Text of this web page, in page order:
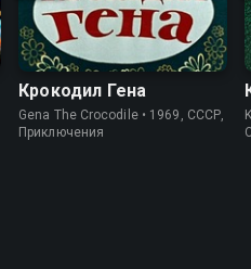
Крокодил Гена
Gena The Crocodile • 1969, СССР,
Приключения